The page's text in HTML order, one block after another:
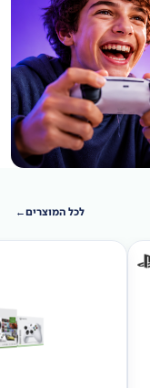
לכל המוצרים